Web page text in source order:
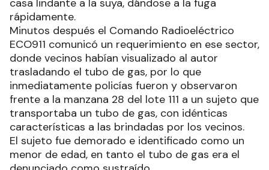
casa lindante a la suya, dándose a la fuga
rápidamente.
Minutos después el Comando Radioeléctrico
ECO911 comunicó un requerimiento en ese sector,
donde vecinos habían visualizado al autor
trasladando el tubo de gas, por lo que
inmediatamente policías fueron y observaron
frente a la manzana 28 del lote 111 a un sujeto que
transportaba un tubo de gas, con idénticas
características a las brindadas por los vecinos.
El sujeto fue demorado e identificado como un
menor de edad, en tanto el tubo de gas era el